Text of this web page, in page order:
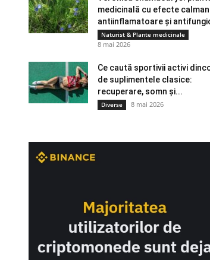
medicinală cu efecte
antiinflamatoare și
Naturist & Plante medicinale
8 mai 2026
Ce caută sportivii activi
de suplimentele clasice:
recuperare, somn și...
Diverse 8 mai 2026